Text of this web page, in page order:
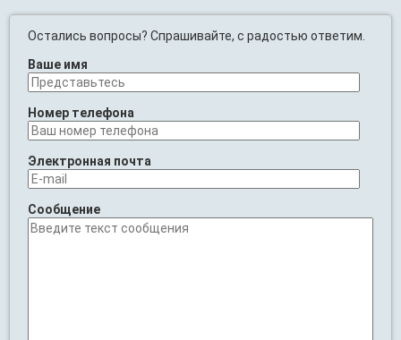
Остались вопросы? Спрашивайте, с радостью ответим.
Ваше имя
Номер телефона
Электронная почта
Сообщение